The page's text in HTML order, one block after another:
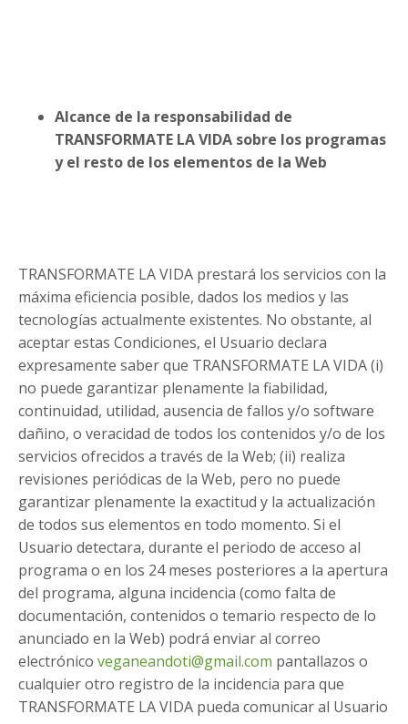
Alcance de la responsabilidad de
TRANSFORMATE LA VIDA sobre los programas
y el resto de los elementos de la Web
TRANSFORMATE LA VIDA prestará los servicios con la
máxima eficiencia posible, dados los medios y las
tecnologías actualmente existentes. No obstante, al
aceptar estas Condiciones, el Usuario declara
expresamente saber que TRANSFORMATE LA VIDA (i)
no puede garantizar plenamente la fiabilidad,
continuidad, utilidad, ausencia de fallos y/o software
dañino, o veracidad de todos los contenidos y/o de los
servicios ofrecidos a través de la Web; (ii) realiza
revisiones periódicas de la Web, pero no puede
garantizar plenamente la exactitud y la actualización
de todos sus elementos en todo momento. Si el
Usuario detectara, durante el periodo de acceso al
programa o en los 24 meses posteriores a la apertura
del programa, alguna incidencia (como falta de
documentación, contenidos o temario respecto de lo
anunciado en la Web) podrá enviar al correo
electrónico veganeandoti@gmail.com pantallazos o
cualquier otro registro de la incidencia para que
TRANSFORMATE LA VIDA pueda comunicar al Usuario